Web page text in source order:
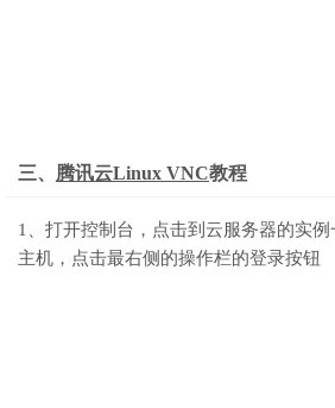
三、 腾讯云Linux VNC教程
1、打开控制台，点击到云服务器的实
主机，点击最右侧的操作栏的登录按钮